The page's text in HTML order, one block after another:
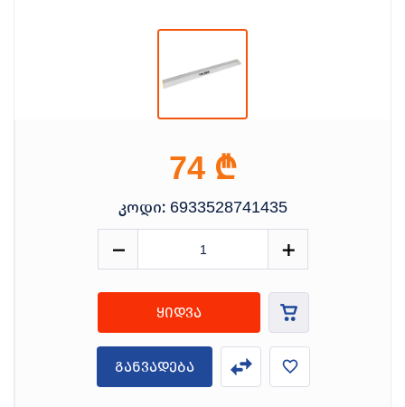
74 ₾
კოდი: 6933528741435
ყიდვა
განვადება